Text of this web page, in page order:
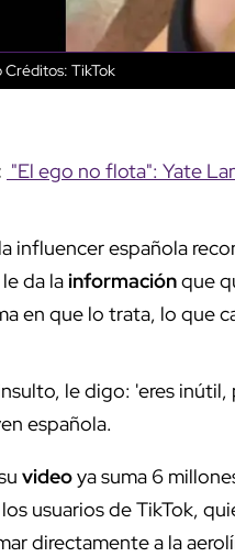
Créditos: TikTok
"El ego no flota": Yate
influencer española
da lainformaciónque
en que lo trata, lo que
le digo: 'eres
española.
videoya suma 6
usuarios de TikTok,
directamente a la